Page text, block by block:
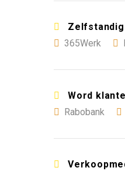
365Werk
Word
Rabobank